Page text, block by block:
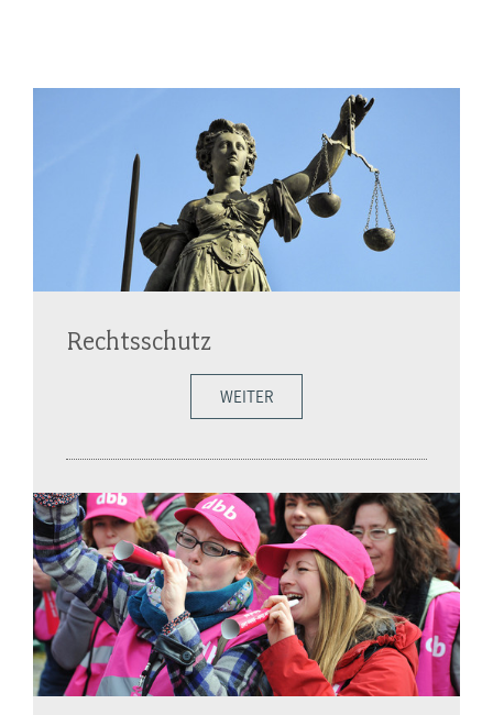
Rechtsschutz
WEITER